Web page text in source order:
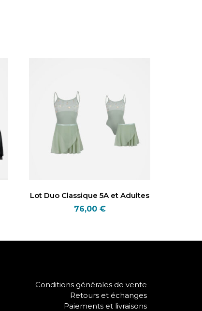
Lot Duo Classique 5A et Adultes
76,00 €
Conditions générales de vente
Retours et échanges
Paiements et livraisons